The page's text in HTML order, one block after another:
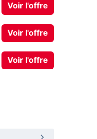
Voir l'offre
Voir l'offre
Voir l'offre